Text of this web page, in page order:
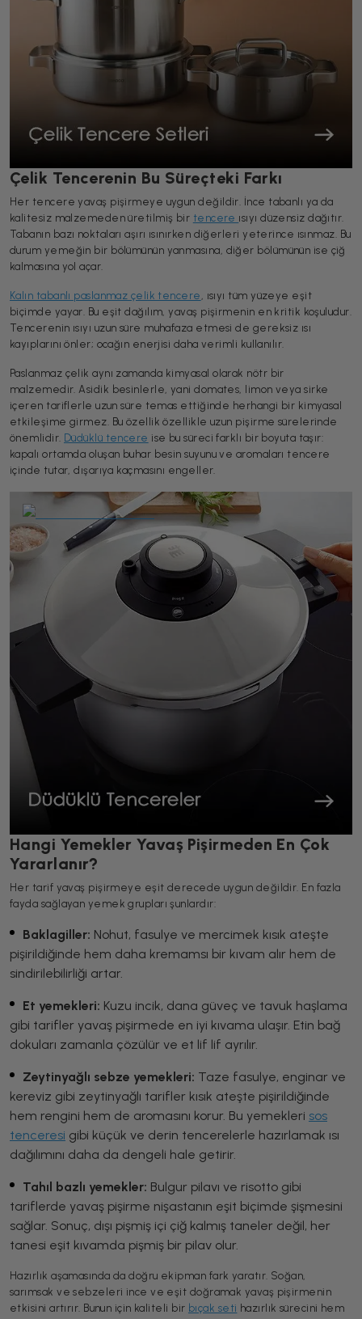
Çelik Tencerenin Bu Süreçteki Farkı
Her tencere yavaş pişirmeye uygun değildir. İnce tabanlı ya da
kalitesiz malzemeden üretilmiş bir tencere ısıyı düzensiz dağıtır.
Tabanın bazı noktaları aşırı ısınırken diğerleri yeterince ısınmaz. Bu
durum yemeğin bir bölümünün yanmasına, diğer bölümünün ise çiğ
kalmasına yol açar.
Kalın tabanlı paslanmaz çelik tencere , ısıyı tüm yüzeye eşit
biçimde yayar. Bu eşit dağılım, yavaş pişirmenin en kritik koşuludur.
Tencerenin ısıyı uzun süre muhafaza etmesi de gereksiz ısı
kayıplarını önler; ocağın enerjisi daha verimli kullanılır.
Paslanmaz çelik aynı zamanda kimyasal olarak nötr bir
malzemedir. Asidik besinlerle, yani domates, limon veya sirke
içeren tariflerle uzun süre temas ettiğinde herhangi bir kimyasal
etkileşime girmez. Bu özellik özellikle uzun pişirme sürelerinde
önemlidir. Düdüklü tencere ise bu süreci farklı bir boyuta taşır:
kapalı ortamda oluşan buhar besin suyunu ve aromaları tencere
içinde tutar, dışarıya kaçmasını engeller.
Hangi Yemekler Yavaş Pişirmeden En Çok
Yararlanır?
Her tarif yavaş pişirmeye eşit derecede uygun değildir. En fazla
fayda sağlayan yemek grupları şunlardır:
Baklagiller: Nohut, fasulye ve mercimek kısık ateşte
pişirildiğinde hem daha kremamsı bir kıvam alır hem de
sindirilebilirliği artar.
Et yemekleri: Kuzu incik, dana güveç ve tavuk haşlama
gibi tarifler yavaş pişirmede en iyi kıvama ulaşır. Etin bağ
dokuları zamanla çözülür ve et lif lif ayrılır.
Zeytinyağlı sebze yemekleri: Taze fasulye, enginar ve
kereviz gibi zeytinyağlı tarifler kısık ateşte pişirildiğinde
hem rengini hem de aromasını korur. Bu yemekleri sos
tenceresi gibi küçük ve derin tencerelerle hazırlamak ısı
dağılımını daha da dengeli hale getirir.
Tahıl bazlı yemekler: Bulgur pilavı ve risotto gibi
tariflerde yavaş pişirme nişastanın eşit biçimde şişmesini
sağlar. Sonuç, dışı pişmiş içi çiğ kalmış taneler değil, her
tanesi eşit kıvamda pişmiş bir pilav olur.
Hazırlık aşamasında da doğru ekipman fark yaratır. Soğan,
sarımsak ve sebzeleri ince ve eşit doğramak yavaş pişirmenin
etkisini artırır. Bunun için kaliteli bir bıçak seti hazırlık sürecini hem